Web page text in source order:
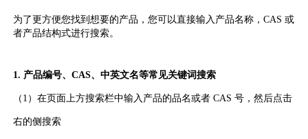
为了更方便您找到想要的产品，您可以直接输入产品名称，CAS 或
者产品结构式进行搜索。
1. 产品编号、CAS、中英文名等常见关键词搜索
（1）在页面上方搜索栏中输入产品的品名或者 CAS 号，然后点击
右的侧搜索